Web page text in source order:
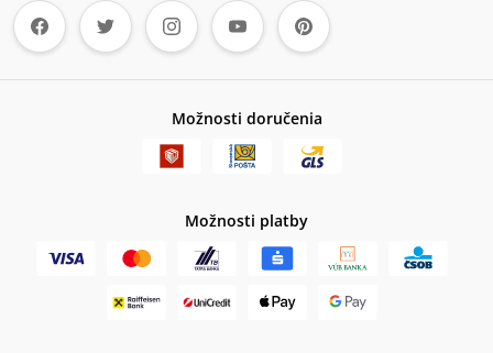
Možnosti doručenia
Možnosti platby